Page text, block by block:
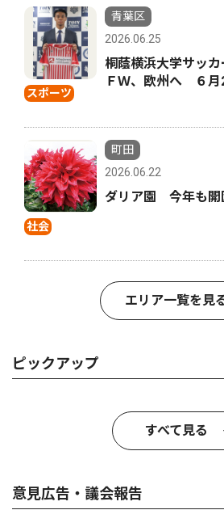
スポーツ
青葉区
2026.06.25
桐蔭横浜大学サッ
ＦＷ、欧州へ ６月
社会
町田
2026.06.22
ダリア園 今年も開
エリア一覧を見
ピックアップ
すべて見る
意見広告・議会報告